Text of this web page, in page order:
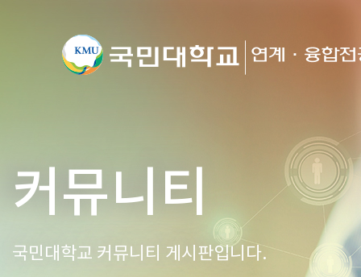
커뮤니티
국민대학교 커뮤니티 게시판입니다.